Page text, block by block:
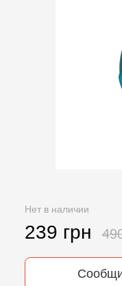
Нет в наличии
239 грн